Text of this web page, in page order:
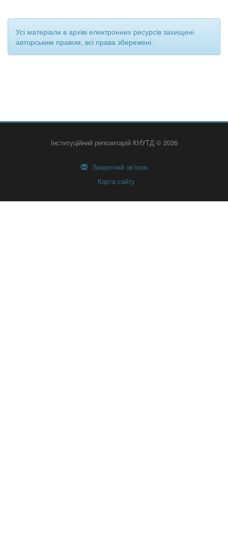
Усі матеріали в архіві електронних ресурсів захищені
авторським правом, всі права збережені.
Інституційний репозитарій КНУТД © 2026
Зворотний зв’язок
Карта сайту